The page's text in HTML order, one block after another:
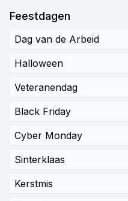
Feestdagen
Dag van de Arbeid
Halloween
Veteranendag
Black Friday
Cyber Monday
Sinterklaas
Kerstmis